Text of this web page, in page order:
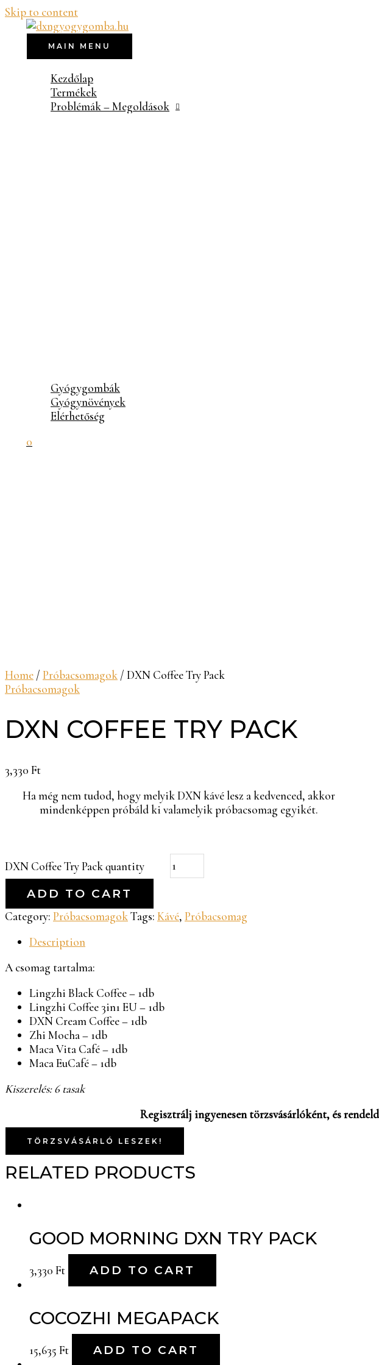
Skip to content
MAIN MENU
Kezdőlap
Termékek
Problémák – Megoldások
Gyógygombák
Gyógynövények
Elérhetőség
0
Home / Próbacsomagok / DXN Coffee Try Pack
Próbacsomagok
DXN COFFEE TRY PACK
3,330 Ft
Ha még nem tudod, hogy melyik DXN kávé lesz a kedvenced, akkor
mindenképpen próbáld ki valamelyik próbacsomag egyikét.
DXN Coffee Try Pack quantity
ADD TO CART
Category: PróbacsomagokTags: Kávé, Próbacsomag
Description
A csomag tartalma:
Lingzhi Black Coffee – 1db
Lingzhi Coffee 3in1 EU – 1db
DXN Cream Coffee – 1db
Zhi Mocha – 1db
Maca Vita Café – 1db
Maca EuCafé – 1db
Kiszerelés: 6 tasak
Regisztrálj ingyenesen törzsvásárlóként, és
TÖRZSVÁSÁRLÓ LESZEK!
RELATED PRODUCTS
GOOD MORNING DXN TRY PACK
3,330 Ft ADD TO CART
COCOZHI MEGAPACK
15,635 Ft ADD TO CART